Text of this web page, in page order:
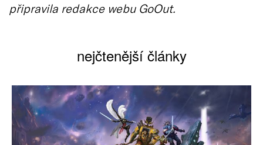
připravila redakce webu GoOut.
nejčtenější články